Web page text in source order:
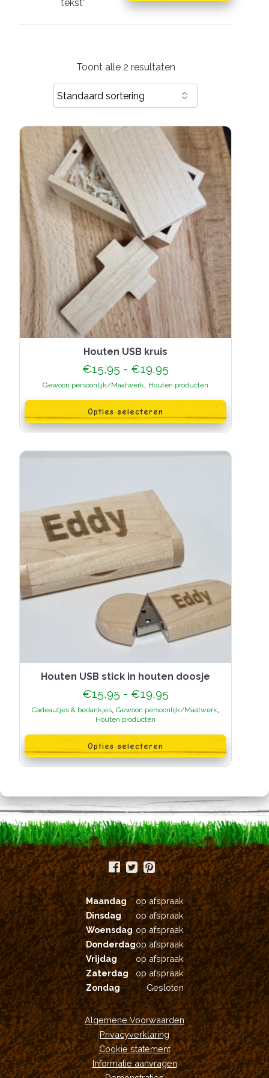
tekst”
Toont alle 2 resultaten
Houten USB kruis
€15,95 - €19,95
€15,95
tot
€19,95
Gewoon persoonlijk/Maatwerk, Houten producten
Opties selecteren
product
heeft
meerdere
variaties.
optie
productpagina
Houten USB stick in houten doosje
€15,95 - €19,95
€15,95
tot
Cadeautjes & bedankjes, Gewoon persoonlijk/Maatwerk,
Houten producten
Opties selecteren
product
heeft
meerdere
variaties.
kan
gekozen
worden
op
de
productpagina
Maandag
op afspraak
Dinsdag
op afspraak
Woensdag op afspraak
Donderdagop afspraak
Vrijdag
op afspraak
Zaterdag
op afspraak
Zondag
Gesloten
Algemene Voorwaarden
Privacyverklaring
Cookie statement
Informatie aanvragen